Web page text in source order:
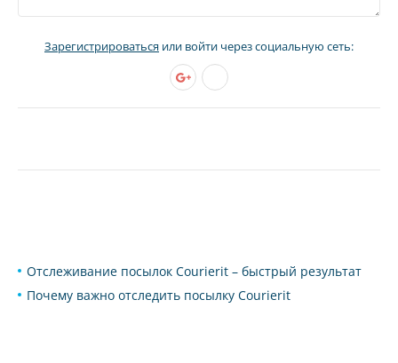
Зарегистрироваться или войти через социальную сеть:
Отслеживание посылок Courierit – быстрый результат
Почему важно отследить посылку Courierit